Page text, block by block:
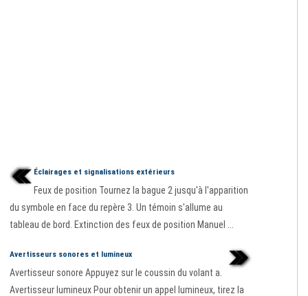
Éclairages et signalisations extérieurs
Feux de position Tournez la bague 2 jusqu'à l'apparition
du symbole en face du repère 3. Un témoin s'allume au
tableau de bord. Extinction des feux de position Manuel ...
Avertisseurs sonores et lumineux
Avertisseur sonore Appuyez sur le coussin du volant a.
Avertisseur lumineux Pour obtenir un appel lumineux, tirez la